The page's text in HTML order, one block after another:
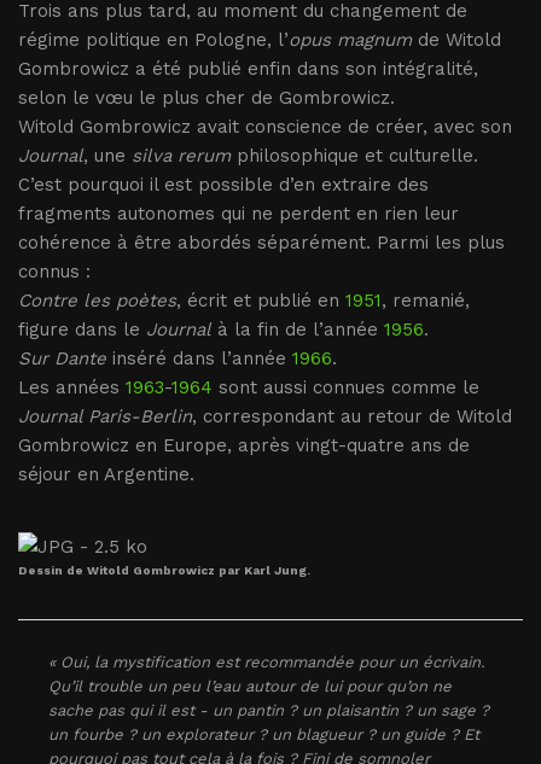
Trois ans plus tard, au moment du changement de
régime politique en Pologne, l’opus magnumde Witold
Gombrowicz a été publié enfin dans son intégralité,
selon le vœu le plus cher de Gombrowicz.
Witold Gombrowicz avait conscience de créer, avec son
Journal, une silva rerumphilosophique et culturelle.
C’est pourquoi il est possible d’en extraire des
fragments autonomes qui ne perdent en rien leur
cohérence à être abordés séparément. Parmi les plus
connus :
Contre les poètes, écrit et publié en 1951, remanié,
figure dans le Journal à la fin de l’année 1956.
Sur Dante inséré dans l’année 1966.
Les années 1963-1964 sont aussi connues comme le
Journal Paris-Berlin, correspondant au retour de Witold
Gombrowicz en Europe, après vingt-quatre ans de
séjour en Argentine.
Dessin de Witold Gombrowicz par Karl Jung.
« Oui, la mystification est recommandée pour un écrivain.
Qu’il trouble un peu l’eau autour de lui pour qu’on ne
sache pas qui il est - un pantin ? un plaisantin ? un sage ?
un fourbe ? un explorateur ? un blagueur ? un guide ? Et
pourquoi pas tout cela à la fois ? Fini de somnoler